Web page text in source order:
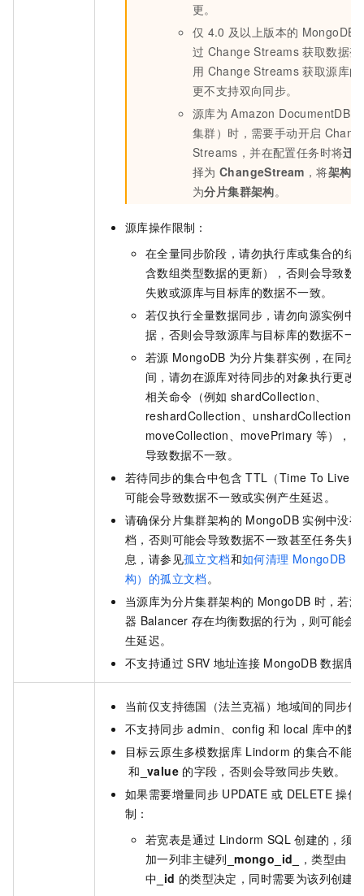
更。
仅 4.0 及以上版本的 MongoDB
过 Change Streams 获取数据
用 Change Streams 获取源库
更不支持双向同步。
源库为 Amazon DocumentDB
集群）时，需要手动开启
Streams，并在配置任务时将迁
择为 ChangeStream ，将架构
为分片集群架构。
源库操作限制：
在全量同步阶段，请勿执行库或集合的结
含数组类型数据的更新），否则会导致数
失败或源库与目标库的数据不一致。
若仅执行全量数据同步，请勿向源实例中
据，否则会导致源库与目标库的数据不一
若源 MongoDB 为分片集群实例，在同步
间，请勿在源库对待同步的对象执行更改
相关命令（例如 shardCollection、
reshardCollection、unshardCollection、
moveCollection、movePrimary 等），
导致数据不一致。
若待同步的集合中包含 TTL（Time To Live）
可能会导致数据不一致或实例产生延迟。
请确保分片集群架构的 MongoDB 实例中没
档，否则可能会导致数据不一致甚至任务失败
息，请参见孤立文档和如何清理 MongoDB（
构）的孤立文档。
当源库为分片集群架构的 MongoDB 时，若
器 Balancer 存在均衡数据的行为，则可能会
生延迟。
不支持通过 SRV 地址连接 MongoDB 数据库
当前仅支持德国（法兰克福）地域间的同步任
不支持同步 admin、config 和 local 库中的数
目标云原生多模数据库 Lindorm 的集合不能
和 _value 的字段，否则会导致同步失败。
如果需要增量同步 UPDATE 或 DELETE 操作
制：
若宽表是通过 Lindorm SQL 创建的，须
加一列非主键列 _mongo_id_ ，类型由
中 _id 的类型决定，同时需要为该列创建